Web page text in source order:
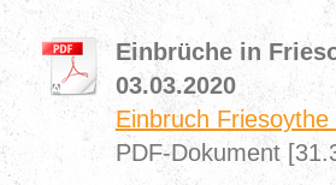
Einbrüche in
03.03.2020
Einbruch
PDF-Dokument